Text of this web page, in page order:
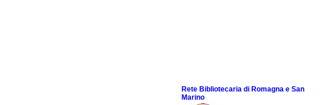
Rete Bibliotecaria di Romagna e San
Marino